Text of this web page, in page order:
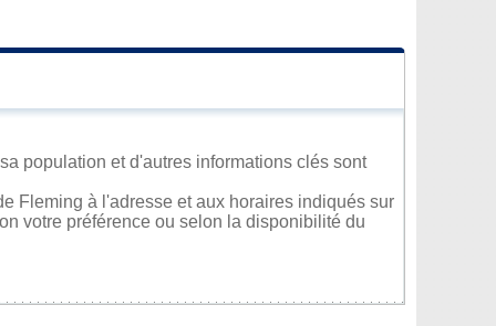
population et d'autres informations clés sont
Fleming à l'adresse et aux horaires indiqués sur
votre préférence ou selon la disponibilité du